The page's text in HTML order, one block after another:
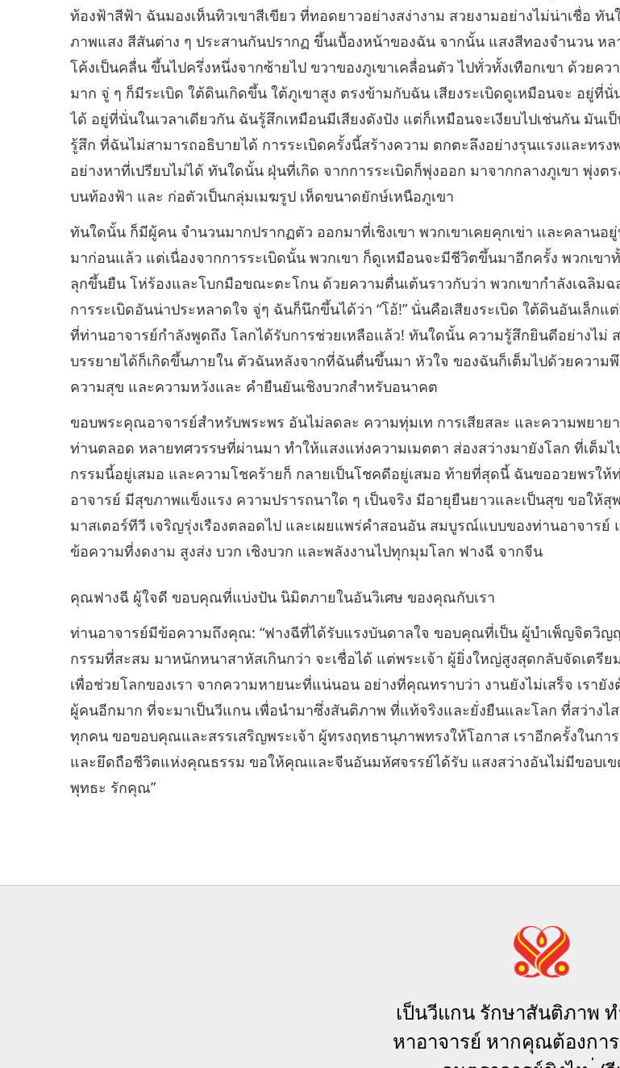
ท้องฟ้าสีฟ้า ฉันมองเห็นทิวเขาสีเขียว ที่ทอดยาวอย่างสง่างาม สวยงามอย่างไม่น่าเชื่อ ทั
ภาพแสง สีสันต่าง ๆ ประสานกันปรากฏ ขึ้นเบื้องหน้าของฉัน จากนั้น แสงสีทองจำนวน หล
โค้งเป็นคลื่น ขึ้นไปครึ่งหนึ่งจากซ้ายไป ขวาของภูเขาเคลื่อนตัว ไปทั่วทั้งเทือกเขา ด้วยควา
มาก จู่ ๆ ก็มีระเบิด ใต้ดินเกิดขึ้น ใต้ภูเขาสูง ตรงข้ามกับฉัน เสียงระเบิดดูเหมือนจะ อยู่ที่
ได้ อยู่ที่นั่นในเวลาเดียวกัน ฉันรู้สึกเหมือนมีเสียงดังปัง แต่ก็เหมือนจะเงียบไปเช่นกัน มันเ
รู้สึก ที่ฉันไม่สามารถอธิบายได้ การระเบิดครั้งนี้สร้างความ ตกตะลึงอย่างรุนแรงและทรง
อย่างหาที่เปรียบไม่ได้ ทันใดนั้น ฝุ่นที่เกิด จากการระเบิดก็พุ่งออก มาจากกลางภูเขา พุ่งต
บนท้องฟ้า และ ก่อตัวเป็นกลุ่มเมฆรูป เห็ดขนาดยักษ์เหนือภูเขา
ทันใดนั้น ก็มีผู้คน จำนวนมากปรากฏตัว ออกมาที่เชิงเขา พวกเขาเคยคุกเข่า และคลานอ
มาก่อนแล้ว แต่เนื่องจากการระเบิดนั้น พวกเขา ก็ดูเหมือนจะมีชีวิตขึ้นมาอีกครั้ง พวกเขา
ลุกขึ้นยืน โห่ร้องและโบกมือขณะตะโกน ด้วยความตื่นเต้นราวกับว่า พวกเขากำลังเฉลิมฉ
การระเบิดอันน่าประหลาดใจ จู่ๆ ฉันก็นึกขึ้นได้ว่า “โอ้!” นั่นคือเสียงระเบิด ใต้ดินอันเล็กแ
ที่ท่านอาจารย์กำลังพูดถึง โลกได้รับการช่วยเหลือแล้ว! ทันใดนั้น ความรู้สึกยินดีอย่างไม่
บรรยายได้ก็เกิดขึ้นภายใน ตัวฉันหลังจากที่ฉันตื่นขึ้นมา หัวใจ ของฉันก็เต็มไปด้วยความ
ความสุข และความหวังและ คำยืนยันเชิงบวกสำหรับอนาคต
ขอบพระคุณอาจารย์สำหรับพระพร อันไม่ลดละ ความทุ่มเท การเสียสละ และความพยาย
ท่านตลอด หลายทศวรรษที่ผ่านมา ทำให้แสงแห่งความเมตตา ส่องสว่างมายังโลก ที่เต็มไ
กรรมนี้อยู่เสมอ และความโชคร้ายก็ กลายเป็นโชคดีอยู่เสมอ ท้ายที่สุดนี้ ฉันขออวยพรให้
อาจารย์ มีสุขภาพแข็งแรง ความปรารถนาใด ๆ เป็นจริง มีอายุยืนยาวและเป็นสุข ขอให้สุ
มาสเตอร์ทีวี เจริญรุ่งเรืองตลอดไป และเผยแพร่คำสอนอัน สมบูรณ์แบบของท่านอาจารย์
ข้อความที่งดงาม สูงส่ง บวก เชิงบวก และพลังงานไปทุกมุมโลก ฟางฉี จากจีน
คุณฟางฉี ผู้ใจดี ขอบคุณที่แบ่งปัน นิมิตภายในอันวิเศษ ของคุณกับเรา
ท่านอาจารย์มีข้อความถึงคุณ: “ฟางฉีที่ได้รับแรงบันดาลใจ ขอบคุณที่เป็น ผู้บำเพ็ญจิตวิ
กรรมที่สะสม มาหนักหนาสาหัสเกินกว่า จะเชื่อได้ แต่พระเจ้า ผู้ยิ่งใหญ่สูงสุดกลับจัดเตรีย
เพื่อช่วยโลกของเรา จากความหายนะที่แน่นอน อย่างที่คุณทราบว่า งานยังไม่เสร็จ เรายัง
ผู้คนอีกมาก ที่จะมาเป็นวีแกน เพื่อนำมาซึ่งสันติภาพ ที่แท้จริงและยั่งยืนและโลก ที่สว่างไ
ทุกคน ขอขอบคุณและสรรเสริญพระเจ้า ผู้ทรงฤทธานุภาพทรงให้โอกาส เราอีกครั้งในกา
และยึดถือชีวิตแห่งคุณธรรม ขอให้คุณและจีนอันมหัศจรรย์ได้รับ แสงสว่างอันไม่มีขอบเข
พุทธะ รักคุณ”
เป็นวีแกน รักษาสันติภาพ
หาอาจารย์ หากคุณต้องกา